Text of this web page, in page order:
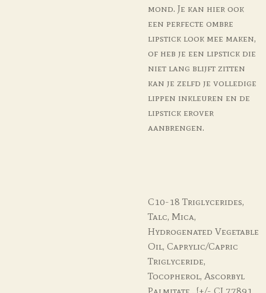
mond. Je kan hier ook
een perfecte ombre
lipstick look mee maken,
of heb je een lipstick die
niet lang blijft zitten
kan je zelfd je volledige
lippen inkleuren en de
lipstick erover
aanbrengen.
C10-18 Triglycerides,
Talc, Mica,
Hydrogenated Vegetable
Oil, Caprylic/Capric
Triglyceride,
Tocopherol, Ascorbyl
Palmitate , [+/- CI 77891